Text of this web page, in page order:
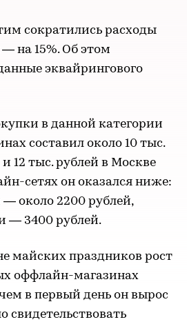
сократились расходы
на 15%. Об этом
эквайрингового
в данной категории
составил около 10 тыс.
12 тыс. рублей в Москве
сетях он оказался ниже:
— около 2200 рублей,
— 3400 рублей.
майских праздников рост
оффлайн-магазинах
в первый день он вырос
свидетельствовать